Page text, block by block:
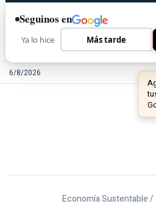
6/8/2026
Economía Sustentable /
Seguinos en
Ya lo hice Más tarde